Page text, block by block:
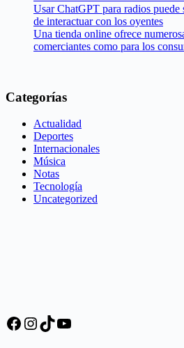
Usar ChatGPT para radios puede
de interactuar con los oyentes
Una tienda online ofrece
comerciantes como para los
Categorías
Actualidad
Deportes
Internacionales
Música
Notas
Tecnología
Uncategorized
Facebook
Instagram
TikTok
YouTube